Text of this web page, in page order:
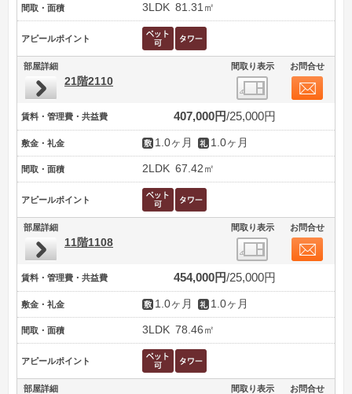
間取・面積 3LDK 81.31㎡
アピールポイント
部屋詳細 間取り表示 お問合せ
21階2110
賃料・管理費・共益費 407,000円 25,000円
敷金・礼金 1.0ヶ月 1.0ヶ月
間取・面積 2LDK 67.42㎡
アピールポイント
部屋詳細 間取り表示 お問合せ
11階1108
賃料・管理費・共益費 454,000円 25,000円
敷金・礼金 1.0ヶ月 1.0ヶ月
間取・面積 3LDK 78.46㎡
アピールポイント
部屋詳細 間取り表示 お問合せ